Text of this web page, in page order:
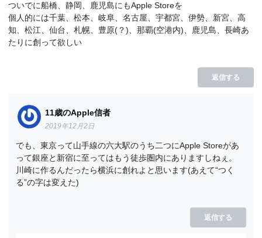
ついでに船橋、静岡、鹿児島にもApple Storeを
個人的には千葉、松本、岐阜、名古屋、宇都宮、伊勢、新宮、高
知、松江、仙台、札幌、豊原(？)、那覇(空港内)、鹿児島、長崎あ
たりに創って欲しい
返信する
11歳のApple信者
2019年12月2日
でも、東京って山手線の六大駅のうち二つにApple Storeがあ
って銀座と新宿に至ってはもう徒歩圏内にありますしねぇ。
川崎に作るんだったら横浜に創れよと思います(あえて“つく
る”の字は変えた)
返信する